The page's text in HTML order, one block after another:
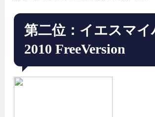
第二位：イエスマイ
2010 FreeVersion